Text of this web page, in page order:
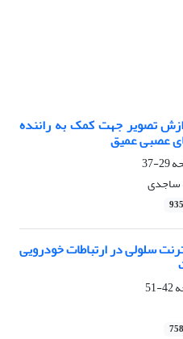
تصویر جهت کمک به راننده
عصبی عمیق
29-37
ساجدی
سلولی در ارتباطات خودرویی
42-51